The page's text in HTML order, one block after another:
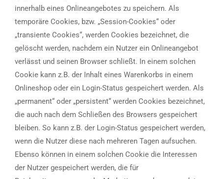
innerhalb eines Onlineangebotes zu speichern. Als
temporäre Cookies, bzw. „Session-Cookies“ oder
„transiente Cookies“, werden Cookies bezeichnet, die
gelöscht werden, nachdem ein Nutzer ein Onlineangebot
verlässt und seinen Browser schließt. In einem solchen
Cookie kann z.B. der Inhalt eines Warenkorbs in einem
Onlineshop oder ein Login-Status gespeichert werden. Als
„permanent“ oder „persistent“ werden Cookies bezeichnet,
die auch nach dem Schließen des Browsers gespeichert
bleiben. So kann z.B. der Login-Status gespeichert werden,
wenn die Nutzer diese nach mehreren Tagen aufsuchen.
Ebenso können in einem solchen Cookie die Interessen
der Nutzer gespeichert werden, die für